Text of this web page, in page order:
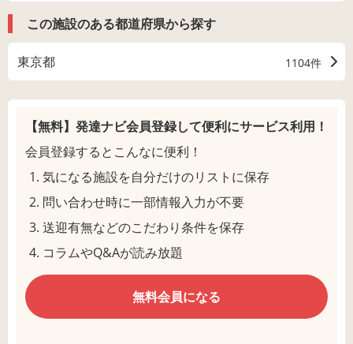
この施設のある都道府県から探す
東京都 1104件
【無料】発達ナビ会員登録して便利にサービス利用！
会員登録するとこんなに便利！
気になる施設を自分だけのリストに保存
問い合わせ時に一部情報入力が不要
送迎有無などのこだわり条件を保存
コラムやQ&Aが読み放題
無料会員になる